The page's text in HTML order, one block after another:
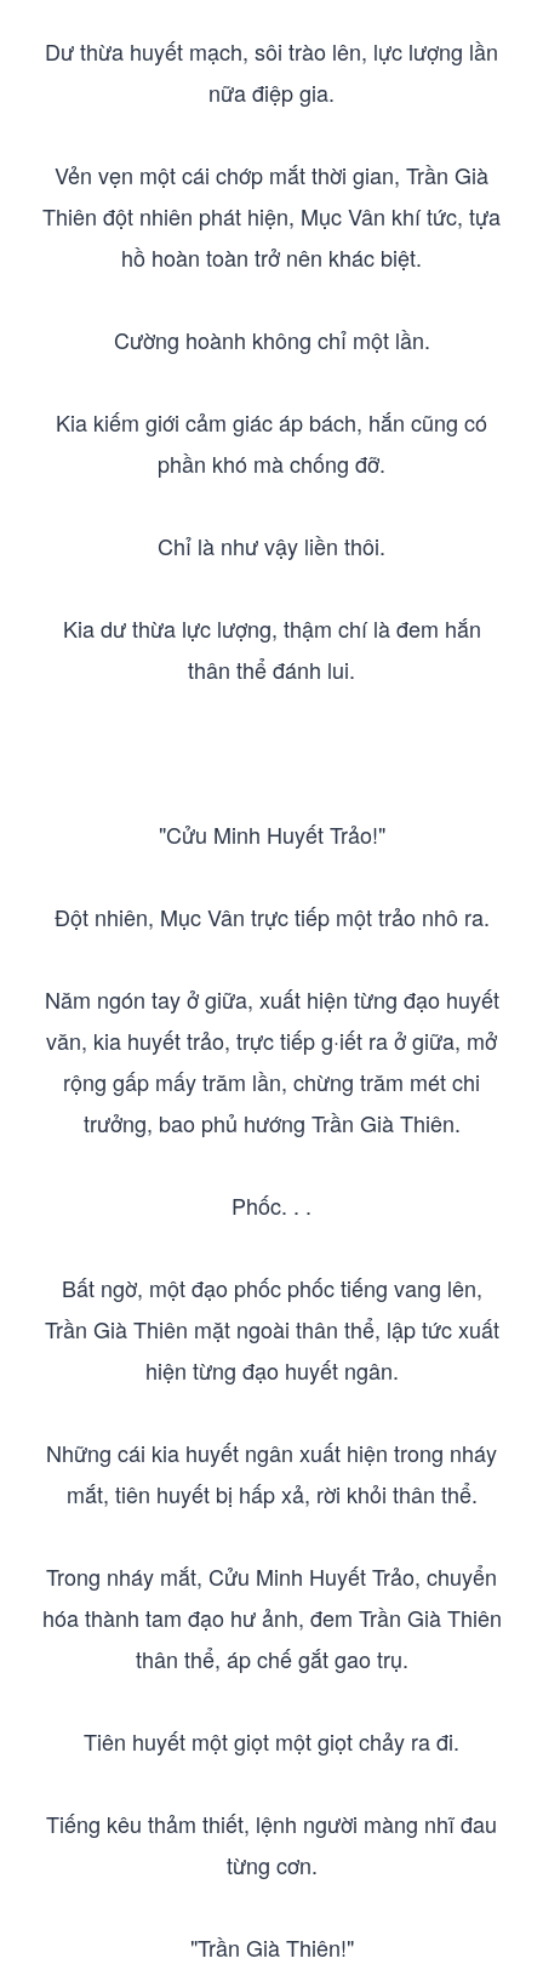
Dư thừa huyết mạch, sôi trào lên, lực lượng lần
nữa điệp gia.
Vẻn vẹn một cái chớp mắt thời gian, Trần Già
Thiên đột nhiên phát hiện, Mục Vân khí tức, tựa
hồ hoàn toàn trở nên khác biệt.
Cường hoành không chỉ một lần.
Kia kiếm giới cảm giác áp bách, hắn cũng có
phần khó mà chống đỡ.
Chỉ là như vậy liền thôi.
Kia dư thừa lực lượng, thậm chí là đem hắn
thân thể đánh lui.
"Cửu Minh Huyết Trảo!"
Đột nhiên, Mục Vân trực tiếp một trảo nhô ra.
Năm ngón tay ở giữa, xuất hiện từng đạo huyết
văn, kia huyết trảo, trực tiếp g·iết ra ở giữa, mở
rộng gấp mấy trăm lần, chừng trăm mét chi
trưởng, bao phủ hướng Trần Già Thiên.
Phốc. . .
Bất ngờ, một đạo phốc phốc tiếng vang lên,
Trần Già Thiên mặt ngoài thân thể, lập tức xuất
hiện từng đạo huyết ngân.
Những cái kia huyết ngân xuất hiện trong nháy
mắt, tiên huyết bị hấp xả, rời khỏi thân thể.
Trong nháy mắt, Cửu Minh Huyết Trảo, chuyển
hóa thành tam đạo hư ảnh, đem Trần Già Thiên
thân thể, áp chế gắt gao trụ.
Tiên huyết một giọt một giọt chảy ra đi.
Tiếng kêu thảm thiết, lệnh người màng nhĩ đau
từng cơn.
"Trần Già Thiên!"